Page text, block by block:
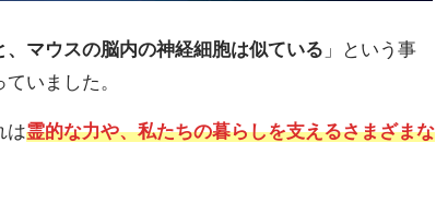
マウスの脳内の神経細胞は似ている 」という事
いました。
は霊的な力や、私たちの暮らしを支えるさまざまな